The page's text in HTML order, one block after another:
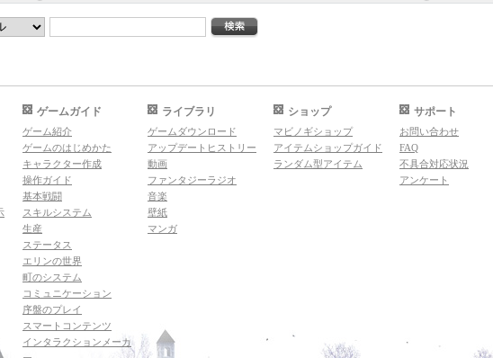
ゲームガイド
ゲーム紹介
ゲームのはじめかた
キャラクター作成
操作ガイド
基本戦闘
スキルシステム
生産
ステータス
エリンの世界
町のシステム
コミュニケーション
序盤のプレイ
スマートコンテンツ
インタラクションメーカ
ライブラリ
ゲームダウンロード
アップデートヒストリー
動画
ファンタジーラジオ
音楽
壁紙
マンガ
ショップ
マビノギショップ
アイテムショップガイド
ランダム型アイテム
サポート
お問い合わせ
FAQ
不具合対応状況
アンケート